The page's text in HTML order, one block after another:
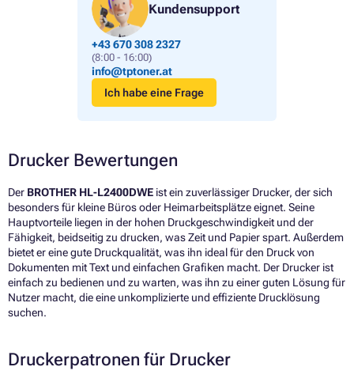
Kundensupport
+43 670 308 2327
(8:00 - 16:00)
info@tptoner.at
Ich habe eine Frage
Drucker Bewertungen
Der BROTHER HL-L2400DWE ist ein zuverlässiger Drucker, der sich
besonders für kleine Büros oder Heimarbeitsplätze eignet. Seine
Hauptvorteile liegen in der hohen Druckgeschwindigkeit und der
Fähigkeit, beidseitig zu drucken, was Zeit und Papier spart. Außerdem
bietet er eine gute Druckqualität, was ihn ideal für den Druck von
Dokumenten mit Text und einfachen Grafiken macht. Der Drucker ist
einfach zu bedienen und zu warten, was ihn zu einer guten Lösung für
Nutzer macht, die eine unkomplizierte und effiziente Drucklösung
suchen.
Druckerpatronen für Drucker